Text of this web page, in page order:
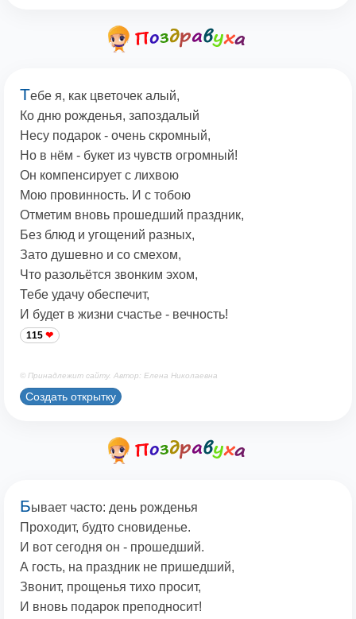
Тебе я, как цветочек алый,
Ко дню рожденья, запоздалый
Несу подарок - очень скромный,
Но в нём - букет из чувств огромный!
Он компенсирует с лихвою
Мою провинность. И с тобою
Отметим вновь прошедший праздник,
Без блюд и угощений разных,
Зато душевно и со смехом,
Что разольётся звонким эхом,
Тебе удачу обеспечит,
И будет в жизни счастье - вечность!
115
© Принадлежит сайту. Автор: Елена Николаевна
Создать открытку
Бывает часто: день рожденья
Проходит, будто сновиденье.
И вот сегодня он - прошедший.
А гость, на праздник не пришедший,
Звонит, прощенья тихо просит,
И вновь подарок преподносит!